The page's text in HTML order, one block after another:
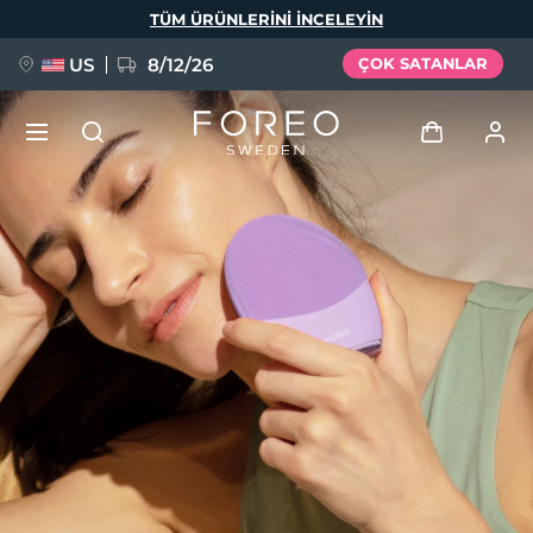
TÜM ÜRÜNLERINI INCELEYIN
US 8/12/26 ÇOK SATANLAR
Kullanici profi̇li̇
Cihazlarım
Siparişlerim
Adresim
Aboneliklerim
YENİ
FAQ™ Pure Beauty-Tech Elixir
BREAKING NEWS
issa™ Teeth Whitening Set
Dil Seçimi
English Deutsch
Español
Français
Italiano
Português
Svenska
Русский
Türkçe
简体中文 繁體中文